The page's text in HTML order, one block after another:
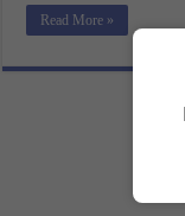
Read More »